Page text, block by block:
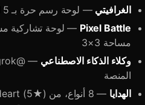
الغرافيتي — لوحة رسم حرة بـ 5 أنواع من الفرش ولوحة ألوان كاملة. ارسم على حائط أي مستخدم
Pixel Battle
مساحة 3×3
وكلاء الذكاء الاصطناعي
المنصة
الهدايا — 8 أنواع، من Heart (5★) إلى Trophy (500★)، تُدفع بـ Telegram Stars